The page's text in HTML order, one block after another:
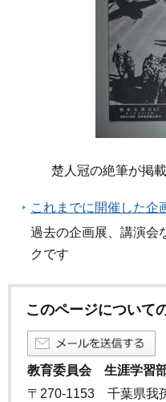
楚人冠の絶筆が掲
これまでに開催した企
過去の企画展、講演会
クです
このページについて
教育委員会 生涯学習
〒270-1153 千葉県我